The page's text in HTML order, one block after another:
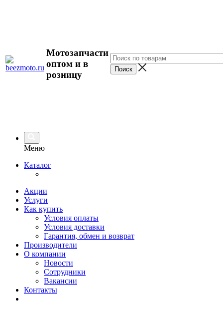
Мотозапчасти
оптом и в
розницу
Меню
Каталог
Акции
Услуги
Как купить
Условия оплаты
Условия доставки
Гарантия, обмен и возврат
Производители
О компании
Новости
Сотрудники
Вакансии
Контакты